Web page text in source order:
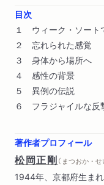
目次
１ ウィーク・ソート
２ 忘れられた感覚
３ 身体から場所へ
４ 感性の背景
５ 異例の伝説
６ フラジャイルな反
著作者プロフィール
松岡正剛（ まつおか・せ
1944年、京都府生ま